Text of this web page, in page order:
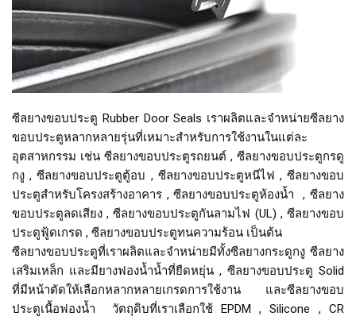
ซีลยางขอบประตู Rubber Door Seals เราผลิตและจำหน่ายซีลยาง
ขอบประตูหลากหลายรุ่นที่เหมาะสำหรับการใช้งานในแต่ละ
อุตสาหกรรม เช่น ซีลยางขอบประตูรถยนต์ , ซีลยางขอบประตูกรดู
กงู , ซีลยางขอบประตูตู้อบ , ซีลยางขอบประตูหนีไฟ , ซีลยางขอบ
ประตูสำหรับโครงสร้างอาคาร , ซีลยางขอบประตูห้องน้ำ , ซีลยาง
ขอบประตูลดเสียง , ซีลยางขอบประตูกันลามไฟ (UL) , ซีลยางขอบ
ประตูฟู้ดเกรด , ซีลยางขอบประตูทนความร้อน เป็นต้น
ซีลยางขอบประตูที่เราผลิตและจำหน่ายมีทั้งซีลยางกระดูกงู ซีลยาง
เสริมเหล็ก และมียางฟองน้ำน้ำที่ยืดหยุ่น , ซีลยางขอบประตู Solid
ที่มีหน้าตัดให้เลือกหลากหลายเกรดการใช้งาน และซีลยางขอบ
ประตูเนื้อฟองน้ำ วัตถุดิบที่เราเลือกใช้ EPDM , Silicone , CR